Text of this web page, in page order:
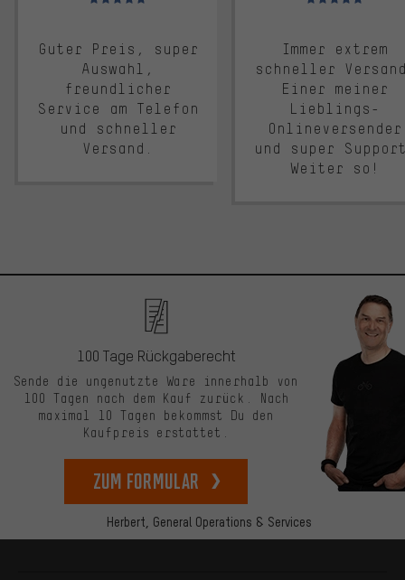
Guter Preis, super
Auswahl,
freundlicher
Service am Telefon
und schneller
Versand.
Immer extrem
schneller
Einer meiner
Lieblings-
Onlineversender
und super
Weiter so!
Herbert, General Operations & Services
100 Tage Rückgaberecht
Sende die ungenutzte Ware innerhalb von
100 Tagen nach dem Kauf zurück. Nach
maximal 10 Tagen bekommst Du den
Kaufpreis erstattet.
zum Formular